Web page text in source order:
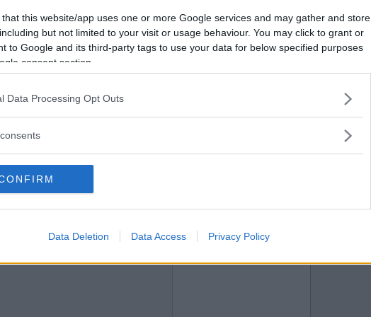
that this website/app uses one or more Google services and may gather and store
but not limited to your visit or usage behaviour. You may click to grant or
to Google and its third-party tags to use your data for below specified purposes
consent section.
Data Processing Opt Outs
Data Deletion Data Access Privacy Policy
2016-09-08 21:31
Vil du være
medlem?